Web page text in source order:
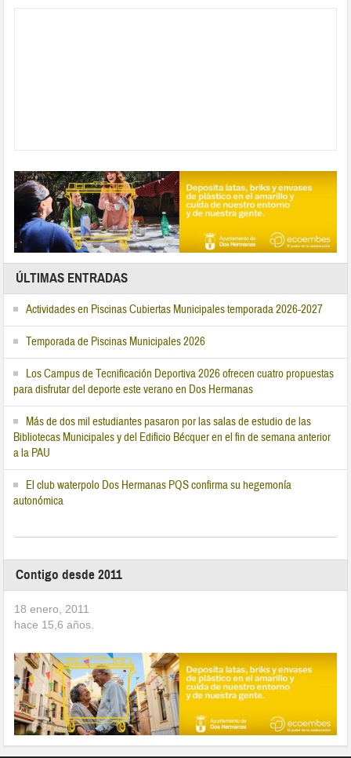
ÚLTIMAS ENTRADAS
Actividades en Piscinas Cubiertas Municipales temporada 2026-2027
Temporada de Piscinas Municipales 2026
Los Campus de Tecnificación Deportiva 2026 ofrecen cuatro propuestas
para disfrutar del deporte este verano en Dos Hermanas
Más de dos mil estudiantes pasaron por las salas de estudio de las
Bibliotecas Municipales y del Edificio Bécquer en el fin de semana anterior
a la PAU
El club waterpolo Dos Hermanas PQS confirma su hegemonía
autonómica
Contigo desde 2011
18 enero, 2011
hace 15,6 años.